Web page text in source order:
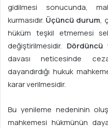
gidilmesi sonucunda,
kurmasıdır. Üçüncü durum,
hüküm teşkil etmemesi
değiştirilmesidir. Dördüncü
davası neticesinde
dayandırdığı hukuk
karar verilmesidir.
Bu yenileme nedeninin
mahkemesi hükmünün